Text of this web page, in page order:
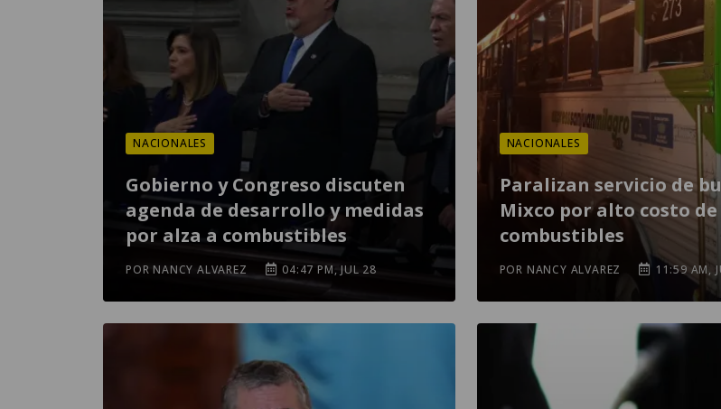
NACIONALES
Gobierno y Congreso discuten
agenda de desarrollo y medidas
por alza a combustibles
POR NANCY ALVAREZ 04:47 PM, JUL 28
NACIONALES
Paralizan servicio de
Mixco por alto costo de
combustibles
POR NANCY ALVAREZ 11:59 AM,